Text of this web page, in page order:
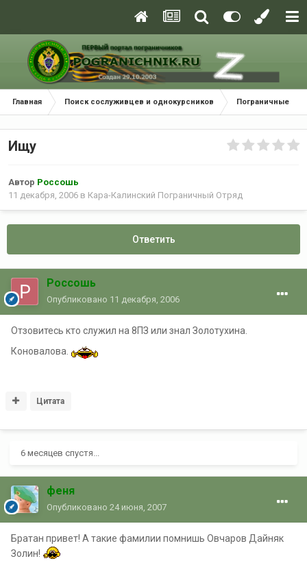
Главная Поиск сослуживцев и однокурсников Пограничные
Ищу
Автор Россошь
11 декабря, 2006 в Кара-Калинский Пограничный Отряд
Ответить
Россошь
Опубликовано 11 декабря, 2006
Отзовитесь кто служил на 8ПЗ или знал Золотухина.
Коновалова.
Цитата
6 месяцев спустя...
феня
Опубликовано 24 июня, 2007
Братан привет! А такие фамилии помнишь Овчаров Дайняк
Золин!